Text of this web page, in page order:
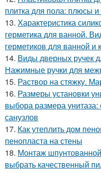
плитка для пола: плюсы
13. Характеристика
герметика для ванной.
герметиков для ванной и
14. Виды дверных ручек
Нажимные ручки для
15. Раствор на стяжку.
16. Размеры установки
выбора размера
санузлов
17. Как утеплить дом
пенопласта на стены
18. Монтаж
выбрать качественный